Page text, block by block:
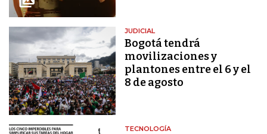
JUDICIAL
Bogotá tendrá
movilizaciones y
plantones entre el 6 y el
8 de agosto
TECNOLOGÍA